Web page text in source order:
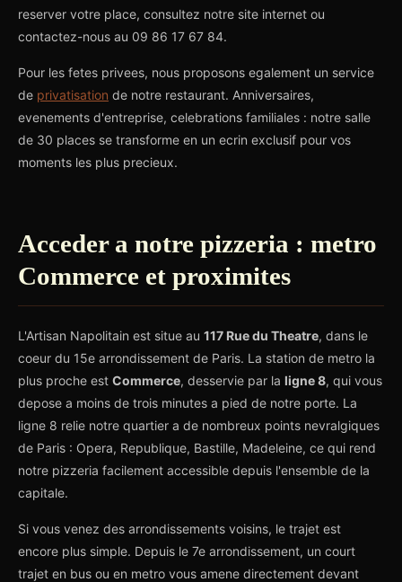
reserver votre place, consultez notre site internet ou
contactez-nous au 09 86 17 67 84.
Pour les fetes privees, nous proposons egalement un service
de privatisation de notre restaurant. Anniversaires,
evenements d'entreprise, celebrations familiales : notre salle
de 30 places se transforme en un ecrin exclusif pour vos
moments les plus precieux.
Acceder a notre pizzeria : metro
Commerce et proximites
L'Artisan Napolitain est situe au 117 Rue du Theatre, dans le
coeur du 15e arrondissement de Paris. La station de metro la
plus proche est Commerce, desservie par la ligne 8, qui vous
depose a moins de trois minutes a pied de notre porte. La
ligne 8 relie notre quartier a de nombreux points nevralgiques
de Paris : Opera, Republique, Bastille, Madeleine, ce qui rend
notre pizzeria facilement accessible depuis l'ensemble de la
capitale.
Si vous venez des arrondissements voisins, le trajet est
encore plus simple. Depuis le 7e arrondissement, un court
trajet en bus ou en metro vous amene directement devant